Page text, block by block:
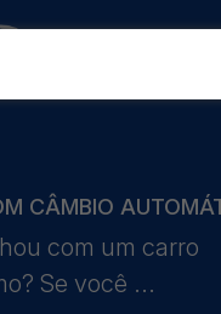
CÂMBIO
com um carro
Se você ...